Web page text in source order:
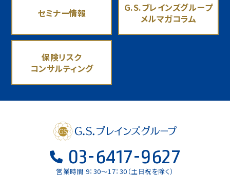
セミナー情報
G.S.ブレインズグループ
メルマガコラム
保険リスク
コンサルティング
03-6417-9627
営業時間 9：30〜17：30（土日祝を除く）